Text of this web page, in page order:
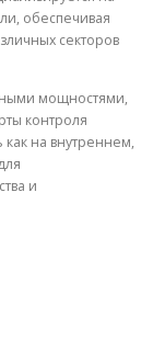
обеспечивая
секторов
мощностями,
контроля
как на внутреннем,
и